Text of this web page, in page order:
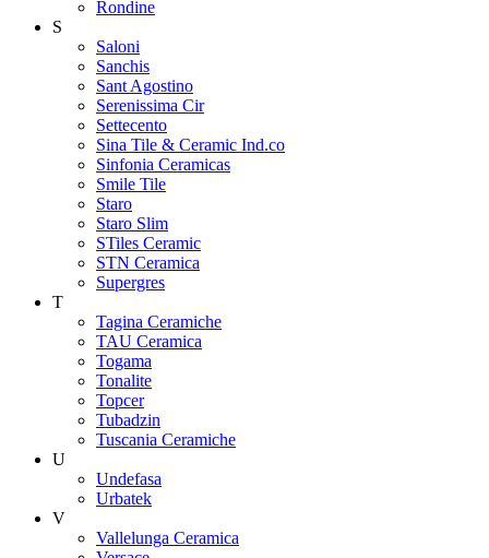
Rondine
S
Saloni
Sanchis
Sant Agostino
Serenissima Cir
Settecento
Sina Tile & Ceramic Ind.co
Sinfonia Ceramicas
Smile Tile
Staro
Staro Slim
STiles Ceramic
STN Ceramica
Supergres
T
Tagina Ceramiche
TAU Ceramica
Togama
Tonalite
Topcer
Tubadzin
Tuscania Ceramiche
U
Undefasa
Urbatek
V
Vallelunga Ceramica